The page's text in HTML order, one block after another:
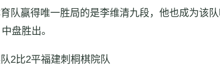
队赢得唯一胜局的是李维清九段，他也成为该
盘胜出。
2比2平福建刺桐棋院队